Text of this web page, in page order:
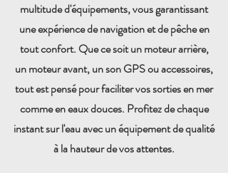
multitude d'équipements, vous garantissant
une expérience de navigation et de pêche en
tout confort. Que ce soit un moteur arrière,
un moteur avant, un son GPS ou accessoires,
tout est pensé pour faciliter vos sorties en mer
comme en eaux douces. Profitez de chaque
instant sur l'eau avec un équipement de qualité
à la hauteur de vos attentes.